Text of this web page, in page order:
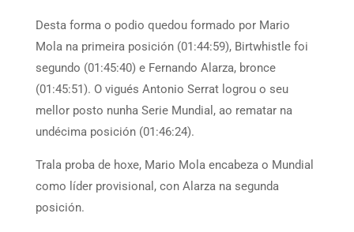
Desta forma o podio quedou formado por Mario
Mola na primeira posición (01:44:59), Birtwhistle foi
segundo (01:45:40) e Fernando Alarza, bronce
(01:45:51). O vigués Antonio Serrat logrou o seu
mellor posto nunha Serie Mundial, ao rematar na
undécima posición (01:46:24).
Trala proba de hoxe, Mario Mola encabeza o Mundial
como líder provisional, con Alarza na segunda
posición.